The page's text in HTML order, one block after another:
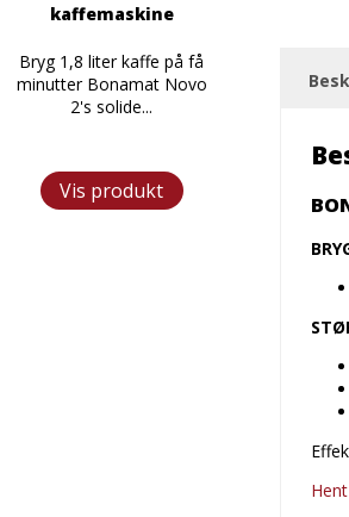
kaffemaskine
Bryg 1,8 liter kaffe på få
minutter Bonamat Novo
2's solide...
Vis produkt